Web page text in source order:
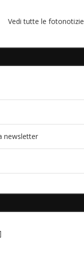
Vedi tutte le fotonotizie
newsletter